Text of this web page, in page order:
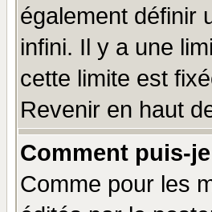
également définir
infini. Il y a une
cette limite est
Revenir en haut
Comment puis-
Comme pour les